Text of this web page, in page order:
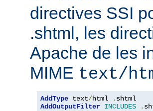
directives SSI
.shtml, les
Apache de les
MIME text/
AddType text/html .
AddOutputFilter INCLUDES .